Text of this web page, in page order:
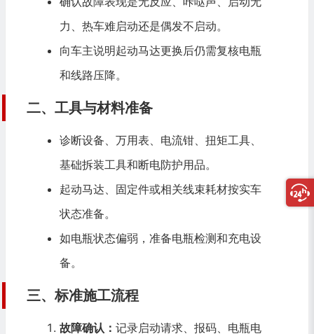
力、热车难启动还是偶发不启动。
向车主说明起动马达更换后仍需复核电瓶
和线路压降。
二、工具与材料准备
诊断设备、万用表、电流钳、扭矩工具、
基础拆装工具和断电防护用品。
起动马达、固定件或相关线束耗材按实车
状态准备。
如电瓶状态偏弱，准备电瓶检测和充电设
备。
三、标准施工流程
故障确认： 记录启动请求、报码、电瓶电